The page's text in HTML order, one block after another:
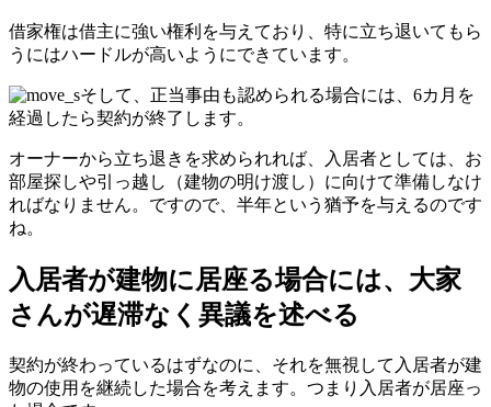
借家権は借主に強い権利を与えており、特に立ち退いてもら
うにはハードルが高いようにできています。
そして、正当事由も認められる場合には、6カ月を
経過したら契約が終了します。
オーナーから立ち退きを求められれば、入居者としては、お
部屋探しや引っ越し（建物の明け渡し）に向けて準備しなけ
ればなりません。ですので、半年という猶予を与えるのです
ね。
入居者が建物に居座る場合には、大家
さんが遅滞なく異議を述べる
契約が終わっているはずなのに、それを無視して入居者が建
物の使用を継続した場合を考えます。つまり入居者が居座っ